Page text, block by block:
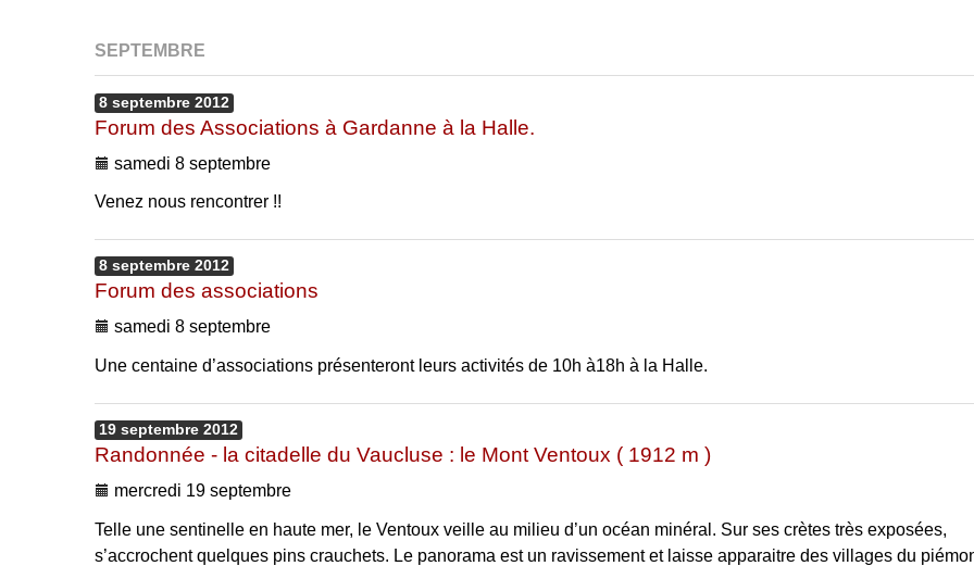
SEPTEMBRE
8 septembre 2012
Forum des Associations à Gardanne à la Halle.
samedi 8 septembre
Venez nous rencontrer !!
8 septembre 2012
Forum des associations
samedi 8 septembre
Une centaine d’associations présenteront leurs activités de 10h à18h à la Halle.
19 septembre 2012
Randonnée - la citadelle du Vaucluse : le Mont Ventoux ( 1912 m )
mercredi 19 septembre
Telle une sentinelle en haute mer, le Ventoux veille au milieu d’un océan minéral. Sur ses crètes très exposées,
s’accrochent quelques pins crauchets. Le panorama est un ravissement et laisse apparaitre des villages du